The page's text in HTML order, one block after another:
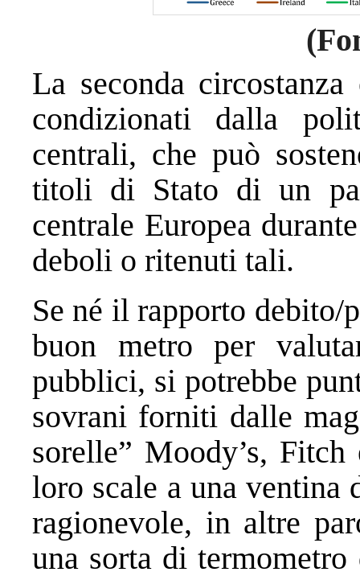
La seconda
condizionati dalla
centrali, che può
titoli di Stato di un
centrale Europea
deboli o ritenuti tali.
Se né il rapporto debito/
buon metro per
pubblici, si potrebbe
sovrani forniti dalle
sorelle” Moody’s,
loro scale a una
ragionevole, in altre
una sorta di